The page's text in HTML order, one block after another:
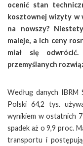
ocenić stan
kosztownej wizyty w
na nowszy?
maleje, a ich ceny
miał się
przemyślanych
Według danych
Polski 64,2 tys.
wynikiem w ostatnich
spadek aż o 9,9 proc.
transportu i